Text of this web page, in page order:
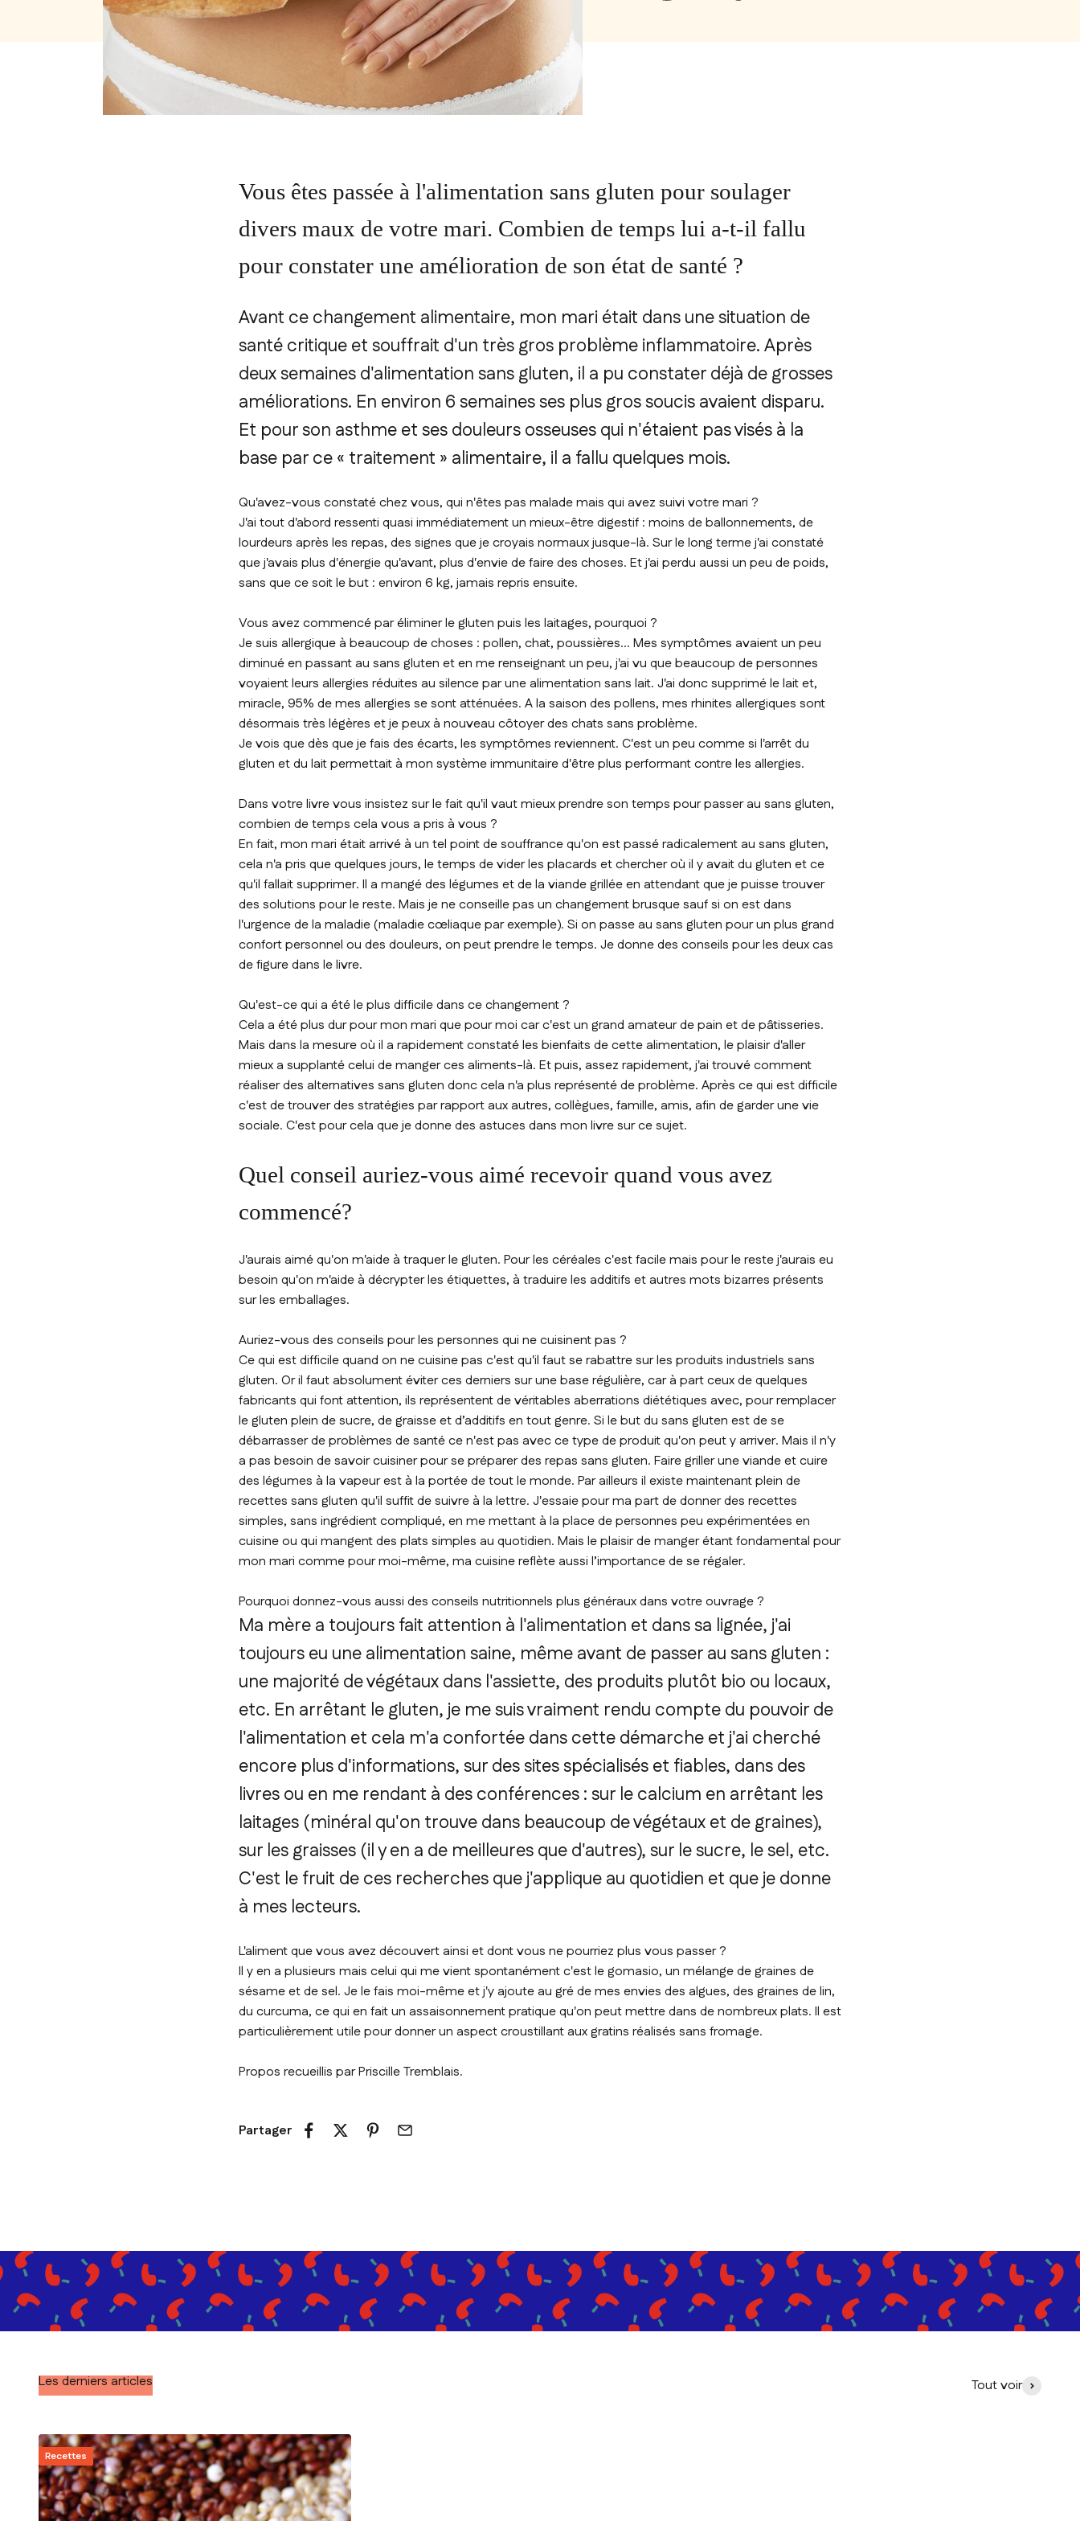
Vous êtes passée à l'alimentation sans gluten pour soulager
divers maux de votre mari. Combien de temps lui a-t-il fallu
pour constater une amélioration de son état de santé ?
Avant ce changement alimentaire, mon mari était dans une situation de
santé critique et souffrait d'un très gros problème inflammatoire. Après
deux semaines d'alimentation sans gluten, il a pu constater déjà de grosses
améliorations. En environ 6 semaines ses plus gros soucis avaient disparu.
Et pour son asthme et ses douleurs osseuses qui n'étaient pas visés à la
base par ce « traitement » alimentaire, il a fallu quelques mois.
Qu'avez-vous constaté chez vous, qui n'êtes pas malade mais qui avez suivi votre mari ?
J'ai tout d'abord ressenti quasi immédiatement un mieux-être digestif : moins de ballonnements, de
lourdeurs après les repas, des signes que je croyais normaux jusque-là. Sur le long terme j'ai constaté
que j'avais plus d'énergie qu'avant, plus d'envie de faire des choses. Et j'ai perdu aussi un peu de poids,
sans que ce soit le but : environ 6 kg, jamais repris ensuite.
Vous avez commencé par éliminer le gluten puis les laitages, pourquoi ?
Je suis allergique à beaucoup de choses : pollen, chat, poussières... Mes symptômes avaient un peu
diminué en passant au sans gluten et en me renseignant un peu, j'ai vu que beaucoup de personnes
voyaient leurs allergies réduites au silence par une alimentation sans lait. J'ai donc supprimé le lait et,
miracle, 95% de mes allergies se sont atténuées. A la saison des pollens, mes rhinites allergiques sont
désormais très légères et je peux à nouveau côtoyer des chats sans problème.
Je vois que dès que je fais des écarts, les symptômes reviennent. C'est un peu comme si l'arrêt du
gluten et du lait permettait à mon système immunitaire d'être plus performant contre les allergies.
Dans votre livre vous insistez sur le fait qu'il vaut mieux prendre son temps pour passer au sans gluten,
combien de temps cela vous a pris à vous ?
En fait, mon mari était arrivé à un tel point de souffrance qu'on est passé radicalement au sans gluten,
cela n'a pris que quelques jours, le temps de vider les placards et chercher où il y avait du gluten et ce
qu'il fallait supprimer. Il a mangé des légumes et de la viande grillée en attendant que je puisse trouver
des solutions pour le reste. Mais je ne conseille pas un changement brusque sauf si on est dans
l'urgence de la maladie (maladie cœliaque par exemple). Si on passe au sans gluten pour un plus grand
confort personnel ou des douleurs, on peut prendre le temps. Je donne des conseils pour les deux cas
de figure dans le livre.
Qu'est-ce qui a été le plus difficile dans ce changement ?
Cela a été plus dur pour mon mari que pour moi car c'est un grand amateur de pain et de pâtisseries.
Mais dans la mesure où il a rapidement constaté les bienfaits de cette alimentation, le plaisir d'aller
mieux a supplanté celui de manger ces aliments-là. Et puis, assez rapidement, j'ai trouvé comment
réaliser des alternatives sans gluten donc cela n'a plus représenté de problème. Après ce qui est difficile
c'est de trouver des stratégies par rapport aux autres, collègues, famille, amis, afin de garder une vie
sociale. C'est pour cela que je donne des astuces dans mon livre sur ce sujet.
Quel conseil auriez-vous aimé recevoir quand vous avez
commencé?
J'aurais aimé qu'on m'aide à traquer le gluten. Pour les céréales c'est facile mais pour le reste j'aurais eu
besoin qu'on m'aide à décrypter les étiquettes, à traduire les additifs et autres mots bizarres présents
sur les emballages.
Auriez-vous des conseils pour les personnes qui ne cuisinent pas ?
Ce qui est difficile quand on ne cuisine pas c'est qu'il faut se rabattre sur les produits industriels sans
gluten. Or il faut absolument éviter ces derniers sur une base régulière, car à part ceux de quelques
fabricants qui font attention, ils représentent de véritables aberrations diététiques avec, pour remplacer
le gluten plein de sucre, de graisse et d’additifs en tout genre. Si le but du sans gluten est de se
débarrasser de problèmes de santé ce n'est pas avec ce type de produit qu'on peut y arriver. Mais il n'y
a pas besoin de savoir cuisiner pour se préparer des repas sans gluten. Faire griller une viande et cuire
des légumes à la vapeur est à la portée de tout le monde. Par ailleurs il existe maintenant plein de
recettes sans gluten qu'il suffit de suivre à la lettre. J'essaie pour ma part de donner des recettes
simples, sans ingrédient compliqué, en me mettant à la place de personnes peu expérimentées en
cuisine ou qui mangent des plats simples au quotidien. Mais le plaisir de manger étant fondamental pour
mon mari comme pour moi-même, ma cuisine reflète aussi l’importance de se régaler.
Pourquoi donnez-vous aussi des conseils nutritionnels plus généraux dans votre ouvrage ?
Ma mère a toujours fait attention à l'alimentation et dans sa lignée, j'ai
toujours eu une alimentation saine, même avant de passer au sans gluten :
une majorité de végétaux dans l'assiette, des produits plutôt bio ou locaux,
etc. En arrêtant le gluten, je me suis vraiment rendu compte du pouvoir de
l'alimentation et cela m'a confortée dans cette démarche et j'ai cherché
encore plus d'informations, sur des sites spécialisés et fiables, dans des
livres ou en me rendant à des conférences : sur le calcium en arrêtant les
laitages (minéral qu'on trouve dans beaucoup de végétaux et de graines),
sur les graisses (il y en a de meilleures que d'autres), sur le sucre, le sel, etc.
C'est le fruit de ces recherches que j'applique au quotidien et que je donne
à mes lecteurs.
L'aliment que vous avez découvert ainsi et dont vous ne pourriez plus vous passer ?
Il y en a plusieurs mais celui qui me vient spontanément c'est le gomasio, un mélange de graines de
sésame et de sel. Je le fais moi-même et j'y ajoute au gré de mes envies des algues, des graines de lin,
du curcuma, ce qui en fait un assaisonnement pratique qu'on peut mettre dans de nombreux plats. Il est
particulièrement utile pour donner un aspect croustillant aux gratins réalisés sans fromage.
Propos recueillis par Priscille Tremblais.
Partager
Les derniers articles Tout voir
Recettes